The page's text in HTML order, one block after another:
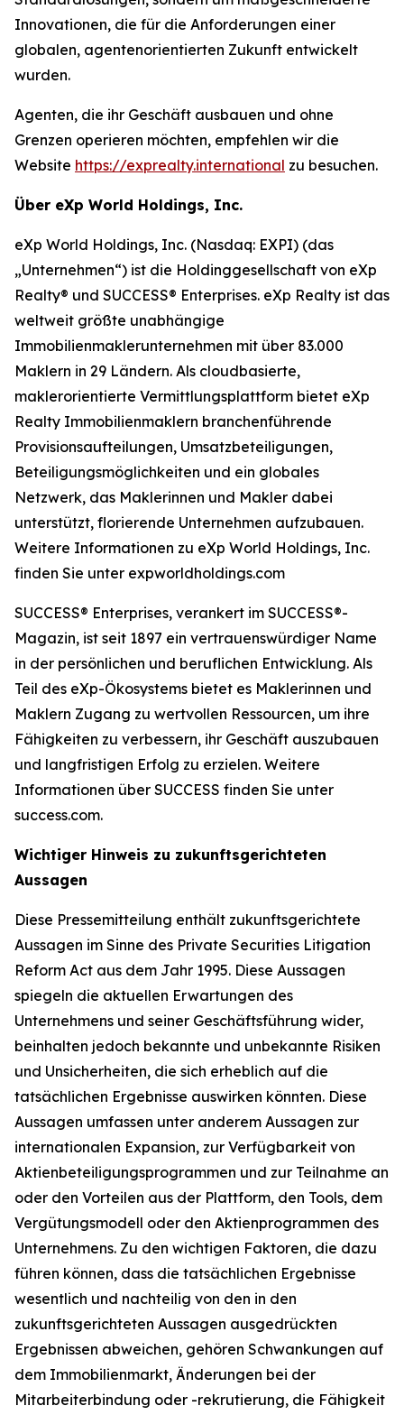
Innovationen, die für die Anforderungen einer
globalen, agentenorientierten Zukunft entwickelt
wurden.
Agenten, die ihr Geschäft ausbauen und ohne
Grenzen operieren möchten, empfehlen wir die
Website https://exprealty.international zu besuchen.
Über eXp World Holdings, Inc.
eXp World Holdings, Inc. (Nasdaq: EXPI) (das
„Unternehmen“) ist die Holdinggesellschaft von eXp
Realty® und SUCCESS® Enterprises. eXp Realty ist das
weltweit größte unabhängige
Immobilienmaklerunternehmen mit über 83.000
Maklern in 29 Ländern. Als cloudbasierte,
maklerorientierte Vermittlungsplattform bietet eXp
Realty Immobilienmaklern branchenführende
Provisionsaufteilungen, Umsatzbeteiligungen,
Beteiligungsmöglichkeiten und ein globales
Netzwerk, das Maklerinnen und Makler dabei
unterstützt, florierende Unternehmen aufzubauen.
Weitere Informationen zu eXp World Holdings, Inc.
finden Sie unter expworldholdings.com
SUCCESS® Enterprises, verankert im SUCCESS®-
Magazin, ist seit 1897 ein vertrauenswürdiger Name
in der persönlichen und beruflichen Entwicklung. Als
Teil des eXp-Ökosystems bietet es Maklerinnen und
Maklern Zugang zu wertvollen Ressourcen, um ihre
Fähigkeiten zu verbessern, ihr Geschäft auszubauen
und langfristigen Erfolg zu erzielen. Weitere
Informationen über SUCCESS finden Sie unter
success.com.
Wichtiger Hinweis zu zukunftsgerichteten
Aussagen
Diese Pressemitteilung enthält zukunftsgerichtete
Aussagen im Sinne des Private Securities Litigation
Reform Act aus dem Jahr 1995. Diese Aussagen
spiegeln die aktuellen Erwartungen des
Unternehmens und seiner Geschäftsführung wider,
beinhalten jedoch bekannte und unbekannte Risiken
und Unsicherheiten, die sich erheblich auf die
tatsächlichen Ergebnisse auswirken könnten. Diese
Aussagen umfassen unter anderem Aussagen zur
internationalen Expansion, zur Verfügbarkeit von
Aktienbeteiligungsprogrammen und zur Teilnahme an
oder den Vorteilen aus der Plattform, den Tools, dem
Vergütungsmodell oder den Aktienprogrammen des
Unternehmens. Zu den wichtigen Faktoren, die dazu
führen können, dass die tatsächlichen Ergebnisse
wesentlich und nachteilig von den in den
zukunftsgerichteten Aussagen ausgedrückten
Ergebnissen abweichen, gehören Schwankungen auf
dem Immobilienmarkt, Änderungen bei der
Mitarbeiterbindung oder -rekrutierung, die Fähigkeit